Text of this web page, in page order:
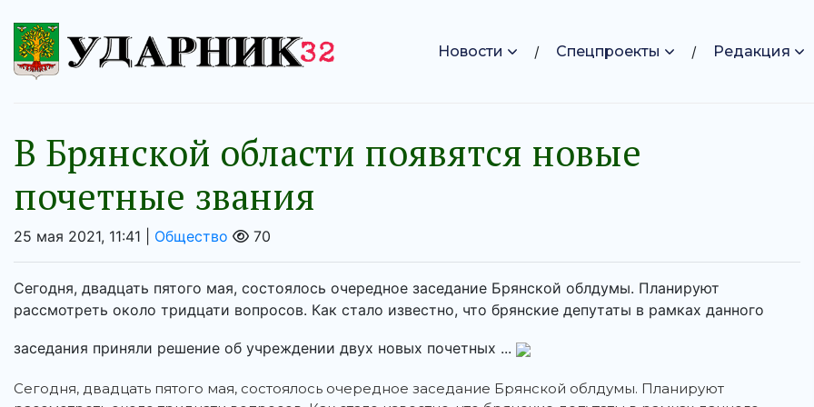
Новости Спецпроекты Редакция
В Брянской области появятся новые
почетные звания
25 мая 2021, 11:41 | Общество 70
Сегодня, двадцать пятого мая, состоялось очередное заседание Брянской облдумы. Планируют
рассмотреть около тридцати вопросов. Как стало известно, что брянские депутаты в рамках данного
заседания приняли решение об учреждении двух новых почетных ...
Сегодня, двадцать пятого мая, состоялось очередное заседание Брянской облдумы. Планируют